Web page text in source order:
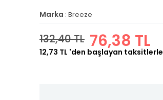
Marka : Breeze
132,40 TL 76,38 TL
12,73 TL 'den başlayan taksitlerle